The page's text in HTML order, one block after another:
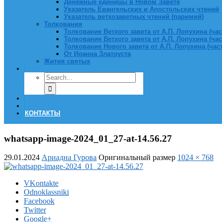
Денежные единицы в Новом Завете
Указатель Евангельских и Апостольских чтений
Указатель ветхозаветных чтений (паримий)
Толкования
Толкование Ветхого завета от А.П. Лопухина
Толкование Ветхого завета от А.П. Лопухина
Толкование Нового завета от А.П. Лопухина
От Иоанна Златоуста
Жития святых
КОНТАКТЫ
whatsapp-image-2024_01_27-at-14.56.27
29.01.2024 Ариадна Гурова Оригинальный размер 1024 × 768
VKontakte
Odnoklassniki
Facebook
Twitter
Google+